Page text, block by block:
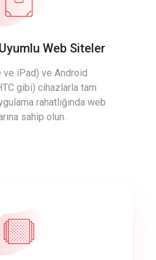
Web Siteler
ve iPad) ve Android
gibi) cihazlarla tam
rahatlığında web
sahip olun.